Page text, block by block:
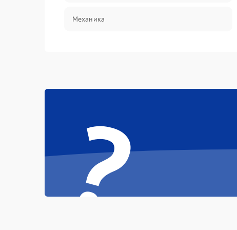
Механика
?